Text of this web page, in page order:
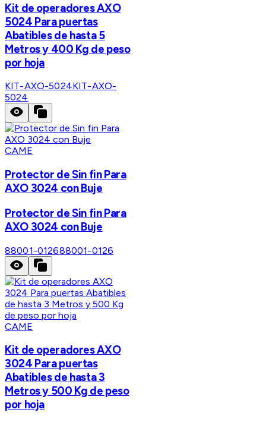
Kit de operadores AXO
5024 Para puertas
Abatibles de hasta 5
Metros y 400 Kg de peso
por hoja
KIT-AXO-5024KIT-AXO-
5024
CAME
Protector de Sin fin Para
AXO 3024 con Buje
Protector de Sin fin Para
AXO 3024 con Buje
88001-012688001-0126
CAME
Kit de operadores AXO
3024 Para puertas
Abatibles de hasta 3
Metros y 500 Kg de peso
por hoja